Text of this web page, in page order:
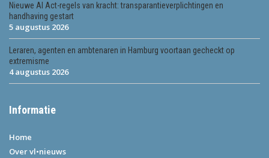
Nieuwe AI Act-regels van kracht: transparantieverplichtingen en
handhaving gestart
5 augustus 2026
Leraren, agenten en ambtenaren in Hamburg voortaan gecheckt op
extremisme
4 augustus 2026
Informatie
Home
Over vl•nieuws